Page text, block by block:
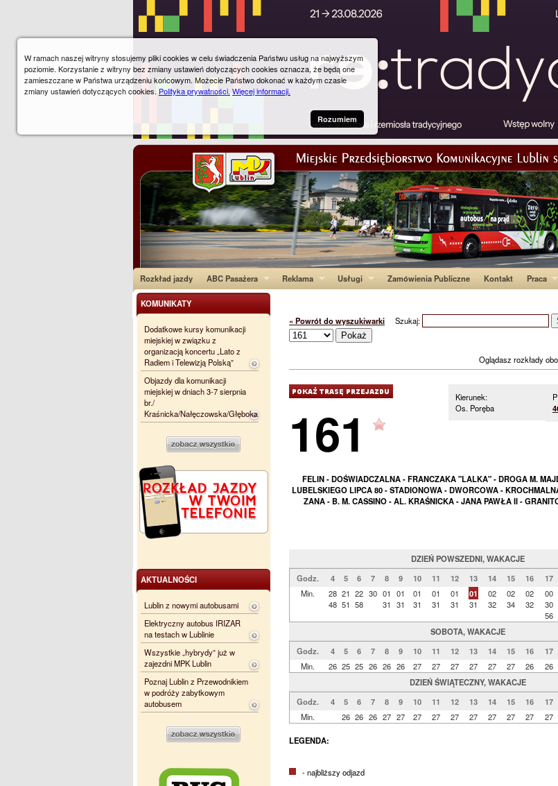
Rozkład jazdy ABC Pasażera Reklama Usługi Zamówienia Publiczne Kontakt Praca
« Powrót do wyszukiwarki Szukaj:
Oglądasz rozkłady
Kierunek:
Os. Poręba
161
FELIN - DOŚWIADCZALNA - FRANCZAKA "LALKA" - DROGA M.
LUBELSKIEGO LIPCA 80 - STADIONOWA - DWORCOWA -
ZANA - B. M. CASSINO - AL. KRAŚNICKA - JANA PAWŁA II -
DZIEŃ POWSZEDNI, WAKACJE
Godz.
4 5 6 7 8 9 10 11 12 13 14 15 16 17
Min.
28
48
21
51
22
58
30 01
31
01
31
01
31
01
31
01
31
01
31
02
32
02
34
02
32
00
30
56
SOBOTA, WAKACJE
Godz.
4 5 6 7 8 9 10 11 12 13 14 15 16 17
Min.
26 25 25 26 26 26 27 27 27 27 27 27 26 26
DZIEŃ ŚWIĄTECZNY, WAKACJE
Godz.
4 5 6 7 8 9 10 11 12 13 14 15 16 17
Min.
26 26 26 27 27 27 27 27 27 27 27 27 27
LEGENDA:
- najbliższy odjazd
KOMUNIKATY
Dodatkowe kursy komunikacji
miejskiej w związku z
organizacją koncertu „Lato z
Radiem i Telewizją Polską”
Objazdy dla komunikacji
miejskiej w dniach 3-7 sierpnia
br./
Kraśnicka/Nałęczowska/Głęboka
AKTUALNOŚCI
Lublin z nowymi autobusami
Elektryczny autobus IRIZAR
na testach w Lublinie
Wszystkie „hybrydy” już w
zajezdni MPK Lublin
Poznaj Lublin z Przewodnikiem
w podróży zabytkowym
autobusem
W ramach naszej witryny stosujemy pliki cookies w celu świadczenia Państwu usług na najwyższym
poziomie. Korzystanie z witryny bez zmiany ustawień dotyczących cookies oznacza, że będą one
zamieszczane w Państwa urządzeniu końcowym. Możecie Państwo dokonać w każdym czasie
zmiany ustawień dotyczących cookies. Polityka prywatności. Więcej informacji.
Rozumiem